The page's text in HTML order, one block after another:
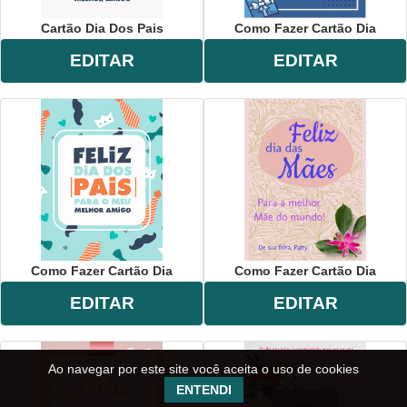
Cartão Dia Dos Pais
EDITAR
Como Fazer Cartão Dia
EDITAR
Como Fazer Cartão Dia
EDITAR
Como Fazer Cartão Dia
EDITAR
Ao navegar por este site você aceita o uso de cookies
ENTENDI